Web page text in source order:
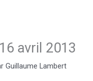
avril 2013
Guillaume Lambert